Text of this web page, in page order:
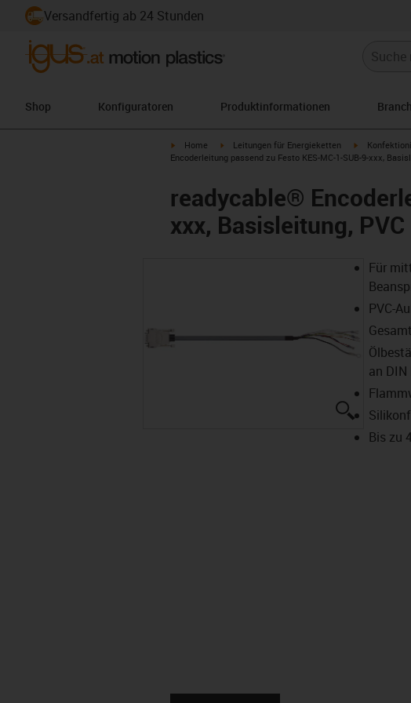
Versandfertig ab 24 Stunden
Shop Konfiguratoren Produktinformationen
igus-icon-arrow-right
Home igus-icon-arrow-right
Leitungen für Energieketten igus-icon-
Encoderleitung passend zu Festo KES-MC-1-SUB-9-xxx,
readycable®
xxx, Basisleitung, PVC
igus-icon-
Für
PVC-
an DIN
Bis zu